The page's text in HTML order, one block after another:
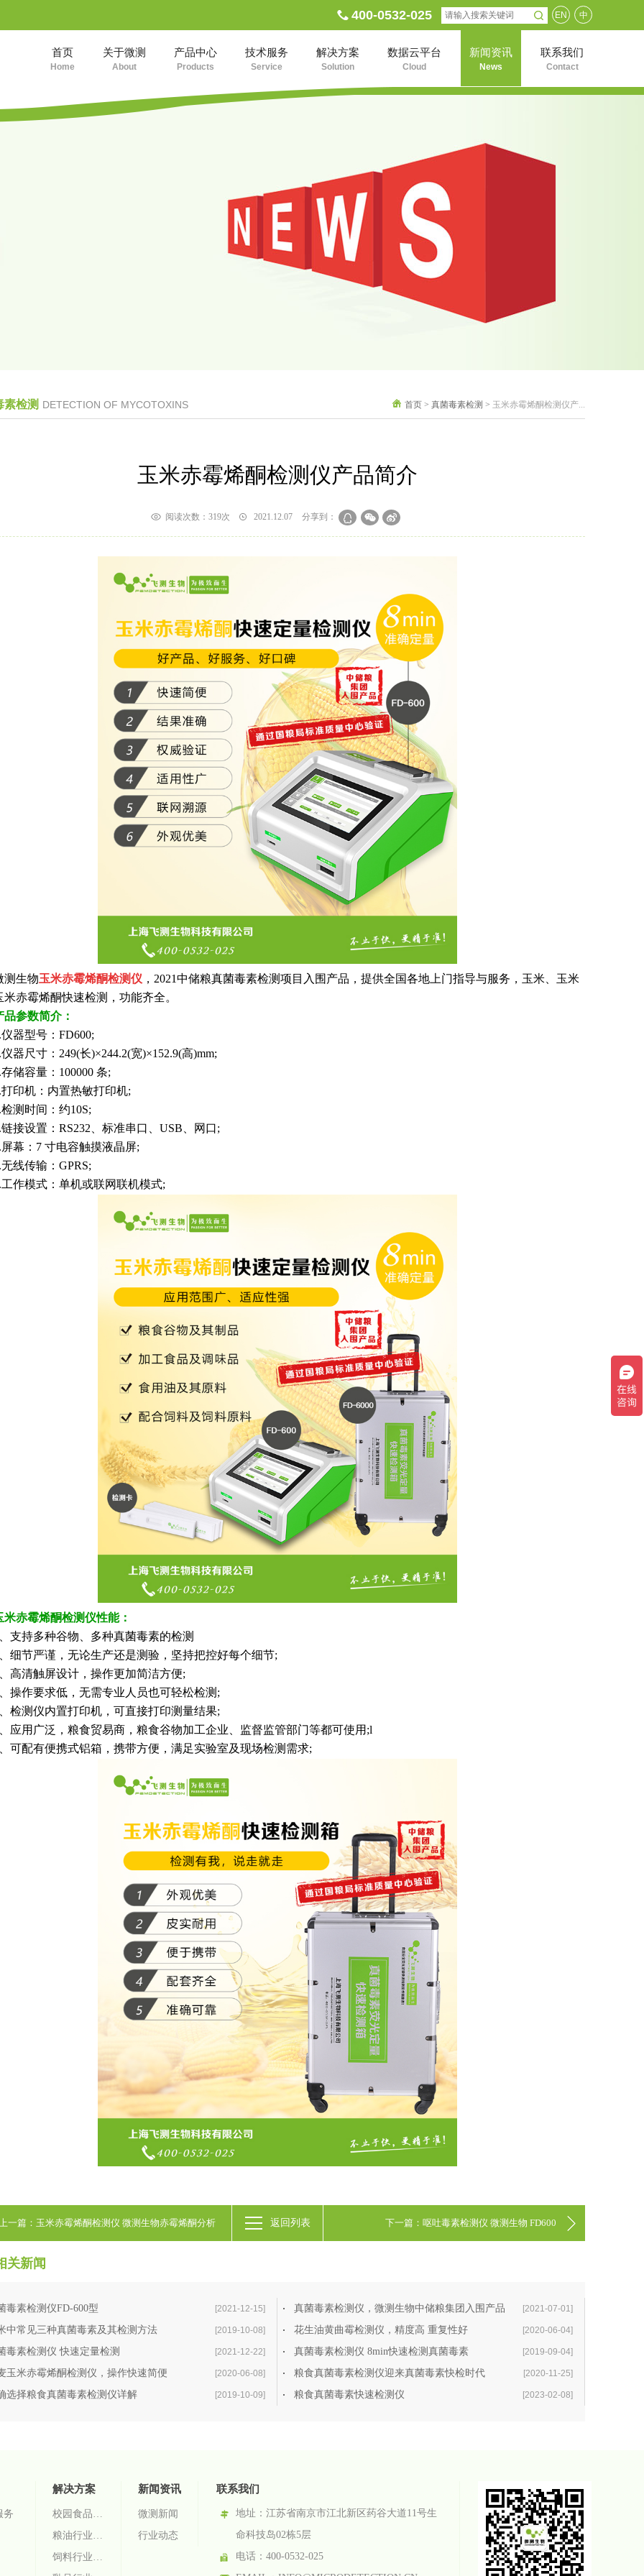
EN 中
400-0532-025
首页
Home
关于微测
About
产品中心
Products
技术服务
Service
解决方案
Solution
数据云平台
Cloud
新闻资讯
News
联系我们
Contact
素检测 DETECTION OF MYCOTOXINS 首页 > 真菌毒素检测 > 玉米赤霉烯酮检测仪产...
玉米赤霉烯酮检测仪产品简介
阅读次数： 319次 2021.12.07 分享到：
生物玉米赤霉烯酮检测仪 ，2021中储粮真菌毒素检测项目入围产品，提供全国各地上门指导与服务，玉米、玉米
米赤霉烯酮快速检测，功能齐全。
品参数简介：
型号：FD600;
尺寸：249(长)×244.2(宽)×152.9(高)mm;
容量：100000 条;
机：内置热敏打印机;
时间：约10S;
设置：RS232、标准串口、USB、网口;
：7 寸电容触摸液晶屏;
传输：GPRS;
模式：单机或联网联机模式;
米赤霉烯酮检测仪性能：
持多种谷物、多种真菌毒素的检测
节严谨，无论生产还是测验，坚持把控好每个细节;
清触屏设计，操作更加简洁方便;
作要求低，无需专业人员也可轻松检测;
测仪内置打印机，可直接打印测量结果;
用广泛，粮食贸易商，粮食谷物加工企业、监督监管部门等都可使用;l
配有便携式铝箱，携带方便，满足实验室及现场检测需求;
上一篇：玉米赤霉烯酮检测仪 微测生物赤霉烯酮分析
FD600
下一篇：呕吐毒素检测仪 微测生物 FD600
返回列表
关新闻
毒素检测仪FD-600型 [2021-12-15] 真菌毒素检测仪，微测生物中储粮集团入围产品 [2021-07-01]
中常见三种真菌毒素及其检测方法 [2019-10-08] 花生油黄曲霉检测仪，精度高 重复性好 [2020-06-04]
毒素检测仪 快速定量检测 [2021-12-22] 真菌毒素检测仪 8min快速检测真菌毒素 [2019-09-04]
玉米赤霉烯酮检测仪，操作快速简便 [2020-06-08] 粮食真菌毒素检测仪迎来真菌毒素快检时代 [2020-11-25]
选择粮食真菌毒素检测仪详解 [2019-10-09] 粮食真菌毒素快速检测仪 [2023-02-08]
务
解决方案 新闻资讯
微测新闻
行业动态
联系我们
地址： 江苏省南京市江北新区药谷大道11号生
命科技岛02栋5层
电话：400-0532-025